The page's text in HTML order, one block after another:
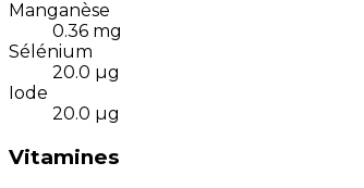
Manganèse
0.36 mg
Sélénium
20.0 µg
Iode
20.0 µg
Vitamines